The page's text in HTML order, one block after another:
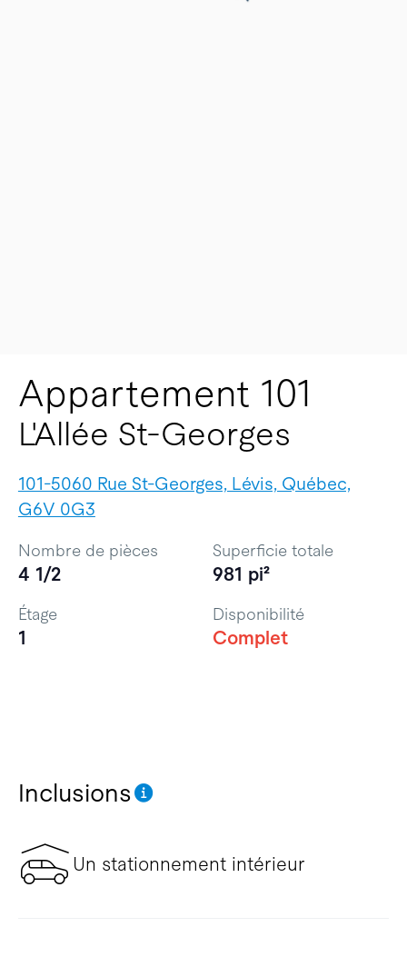
Appartement 101
L'Allée St-Georges
101-5060 Rue St-Georges, Lévis, Québec,
G6V 0G3
Inclusions
Un stationnement intérieur
Nombre de pièces
4 1/2
Superficie totale
981 pi²
Étage
1
Disponibilité
Complet